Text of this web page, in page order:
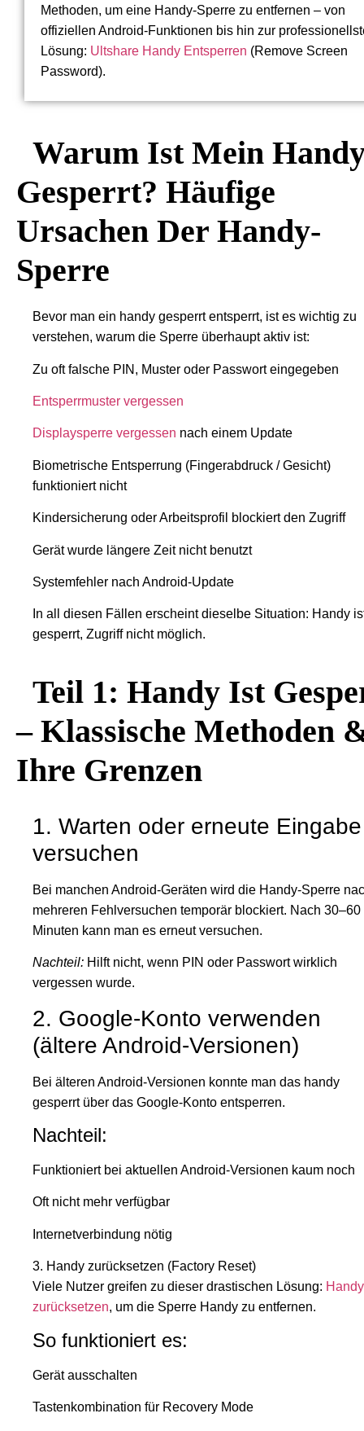
Methoden, um eine Handy-Sperre zu entfernen – von
offiziellen Android-Funktionen bis hin zur
Lösung: Ultshare Handy Entsperren (Remove Screen
Password).
Warum Ist Mein
Gesperrt? Häufige
Ursachen Der Handy-
Sperre
Bevor man ein handy gesperrt entsperrt, ist es wichtig zu
verstehen, warum die Sperre überhaupt aktiv ist:
Zu oft falsche PIN, Muster oder Passwort eingegeben
Entsperrmuster vergessen
Displaysperre vergessen nach einem Update
Biometrische Entsperrung (Fingerabdruck / Gesicht)
funktioniert nicht
Kindersicherung oder Arbeitsprofil blockiert den Zugriff
Gerät wurde längere Zeit nicht benutzt
Systemfehler nach Android-Update
In all diesen Fällen erscheint dieselbe Situation: Handy
gesperrt, Zugriff nicht möglich.
Teil 1: Handy Ist
– Klassische Methoden
Ihre Grenzen
1. Warten oder erneute Eingabe
versuchen
Bei manchen Android-Geräten wird die Handy-Sperre
mehreren Fehlversuchen temporär blockiert. Nach 30–60
Minuten kann man es erneut versuchen.
Nachteil: Hilft nicht, wenn PIN oder Passwort wirklich
vergessen wurde.
2. Google-Konto verwenden
(ältere Android-Versionen)
Bei älteren Android-Versionen konnte man das handy
gesperrt über das Google-Konto entsperren.
Nachteil:
Funktioniert bei aktuellen Android-Versionen kaum noch
Oft nicht mehr verfügbar
Internetverbindung nötig
3. Handy zurücksetzen (Factory Reset)
Viele Nutzer greifen zu dieser drastischen Lösung: Handy
zurücksetzen, um die Sperre Handy zu entfernen.
So funktioniert es:
Gerät ausschalten
Tastenkombination für Recovery Mode